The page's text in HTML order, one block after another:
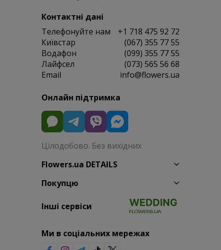
Контактні дані
Телефонуйте нам
+1 718 475 92 72
Київстар
(067) 355 77 55
Водафон
(099) 355 77 55
Лайфсел
(073) 565 56 68
Email
info@flowers.ua
Онлайн підтримка
Цілодобово. Без вихідних
Flowers.ua DETAILS
Покупцю
Інші сервіси
Ми в соціальних мережах